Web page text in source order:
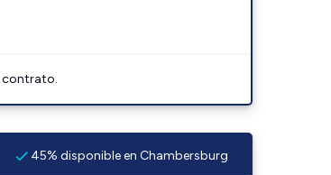
contrato.
45% disponible en Chambersburg